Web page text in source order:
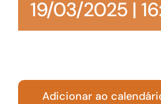
Para os negócios voltados
turismo
19/03/2025 |
Adicionar ao